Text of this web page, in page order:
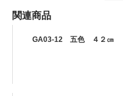
関連商品
GA03-12 五色 ４２㎝